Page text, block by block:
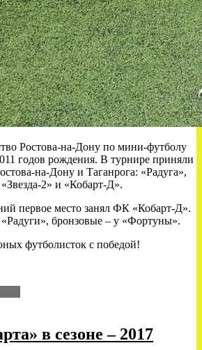
Ростова-на-Дону по мини-футболу
годов рождения. В турнире приняли
на-Дону и Таганрога: «Радуга»,
2» и «Кобарт-Д».
первое место занял ФК «Кобарт-Д».
бронзовые – у «Фортуны».
футболисток с победой!
в сезоне – 2017